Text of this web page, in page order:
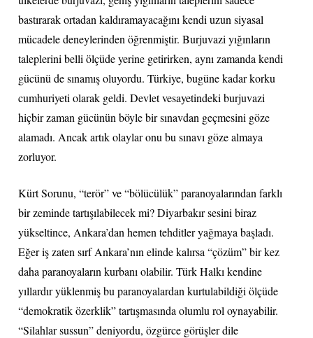
bastırarak ortadan kaldıramayacağını kendi uzun siyasal
mücadele deneylerinden öğrenmiştir. Burjuvazi yığınların
taleplerini belli ölçüde yerine getirirken, aynı zamanda kendi
gücünü de sınamış oluyordu. Türkiye, bugüne kadar korku
cumhuriyeti olarak geldi. Devlet vesayetindeki burjuvazi
hiçbir zaman gücünün böyle bir sınavdan geçmesini göze
alamadı. Ancak artık olaylar onu bu sınavı göze almaya
zorluyor.
Kürt Sorunu, “terör” ve “bölücülük” paranoyalarından farklı
bir zeminde tartışılabilecek mi? Diyarbakır sesini biraz
yükseltince, Ankara’dan hemen tehditler yağmaya başladı.
Eğer iş zaten sırf Ankara’nın elinde kalırsa “çözüm” bir kez
daha paranoyaların kurbanı olabilir. Türk Halkı kendine
yıllardır yüklenmiş bu paranoyalardan kurtulabildiği ölçüde
“demokratik özerklik” tartışmasında olumlu rol oynayabilir.
“Silahlar sussun” deniyordu, özgürce görüşler dile